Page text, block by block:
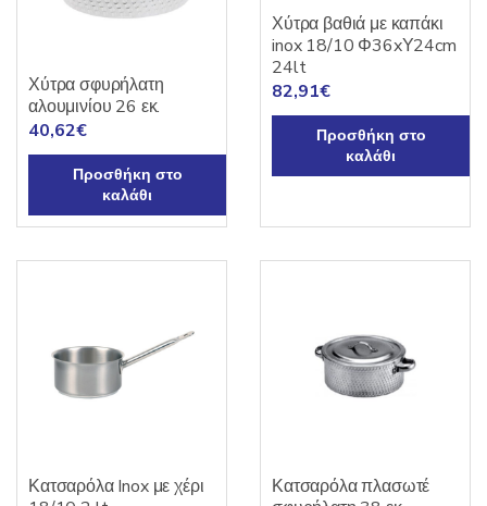
Χύτρα σφυρήλατη
αλουμινίου 26 εκ.
40,62€
Προσθήκη στο
καλάθι
Χύτρα βαθιά με καπάκι
inox 18/10 Φ36xΥ24cm
24lt
82,91€
Προσθήκη στο
καλάθι
Κατσαρόλα Inox με χέρι
Κατσαρόλα πλασωτέ